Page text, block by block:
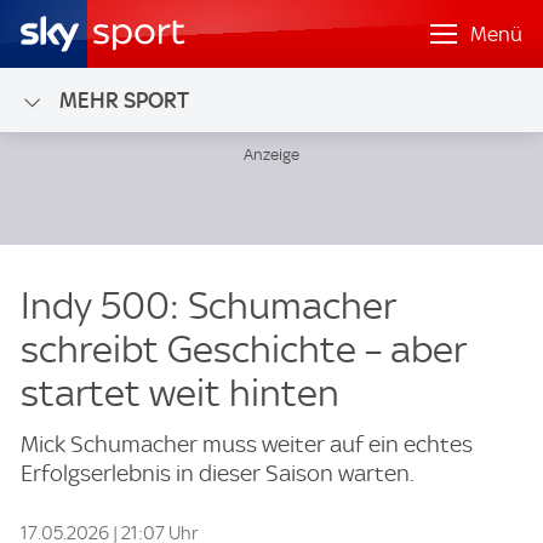
Menü
MEHR SPORT
Indy 500: Schumacher
schreibt Geschichte – aber
startet weit hinten
Mick Schumacher muss weiter auf ein echtes
Erfolgserlebnis in dieser Saison warten.
17.05.2026 | 21:07 Uhr